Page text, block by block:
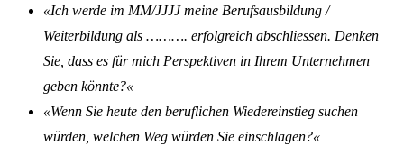
«Ich werde im MM/JJJJ meine Berufsausbildung /
Weiterbildung als ………. erfolgreich abschliessen. Denken
Sie, dass es für mich Perspektiven in Ihrem Unternehmen
geben könnte?«
«Wenn Sie heute den beruflichen Wiedereinstieg suchen
würden, welchen Weg würden Sie einschlagen?«